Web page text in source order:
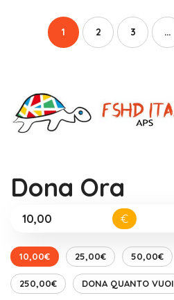
1 2 3 …
Dona Ora
€
10,00€ 25,00€ 50,00€
250,00€ DONA QUANTO VUOI